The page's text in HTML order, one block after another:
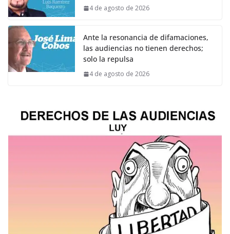
4 de agosto de 2026
Ante la resonancia de difamaciones,
las audiencias no tienen derechos;
solo la repulsa
4 de agosto de 2026